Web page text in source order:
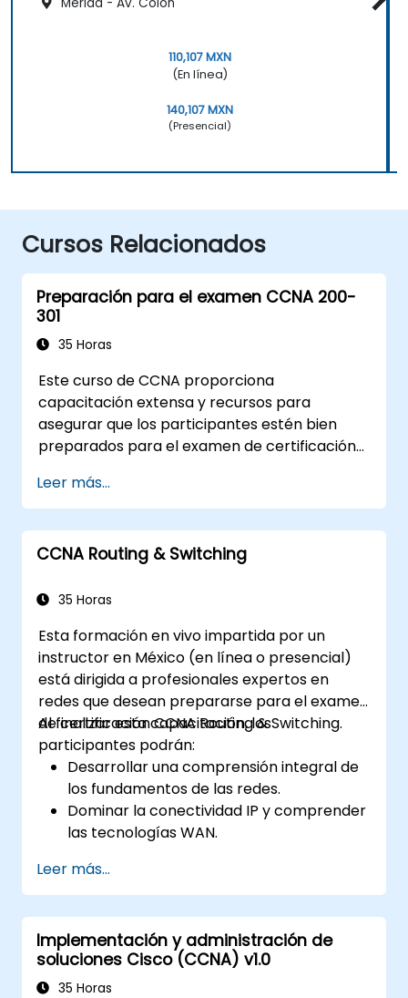
110,107 MXN
(En línea)
140,107 MXN
(Presencial)
Cursos Relacionados
Preparación para el examen CCNA 200-
301
35 Horas
Este curso de CCNA proporciona
capacitación extensa y recursos para
asegurar que los participantes estén bien
preparados para el examen de certificación
evaluaciones continuas y importantes
ahorros en los costos de certificación, este
curso está diseñado para apoyar a los
participantes en el logro de sus objetivos de
Leer más...
CCNA Routing & Switching
35 Horas
Esta formación en vivo impartida por un
instructor en México (en línea o presencial)
está dirigida a profesionales expertos en
redes que desean prepararse para el examen
de certificación CCNA Routing & Switching.
Al finalizar esta capacitación, los
participantes podrán:
Desarrollar una comprensión integral de
los fundamentos de las redes.
Dominar la conectividad IP y comprender
las tecnologías WAN.
el uso de Listas de Control de Acceso
(ACL), VPNs y otros protocolos de
seguridad para prevenir accesos no
autorizados y amenazas.
Prepararse para el examen de
certificación CCNA Routing & Switching.
Leer más...
Implementación y administración de
soluciones Cisco (CCNA) v1.0
35 Horas